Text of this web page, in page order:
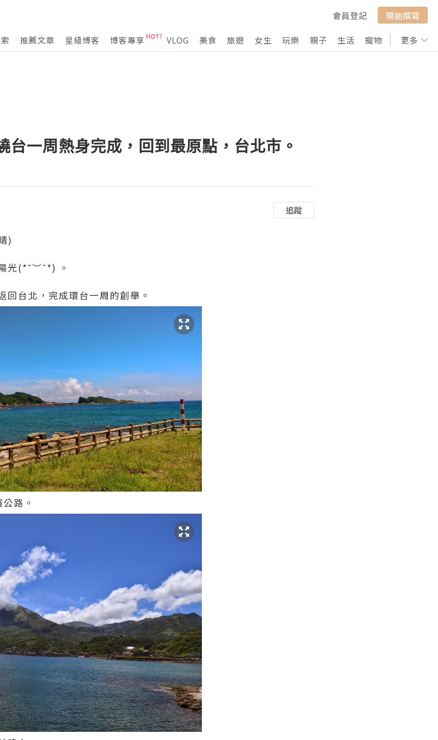
會員登記
開始撰寫
推薦文章 星級博客 博客專享 VLOG 美食 旅遊 女生 玩樂 親子 生活 寵物 行山 打卡
更多
一周熱身完成，回到最原點，台北市。
追蹤
)
光(*˘︶˘*) 。
回台北，完成環台一周的創舉。
路。